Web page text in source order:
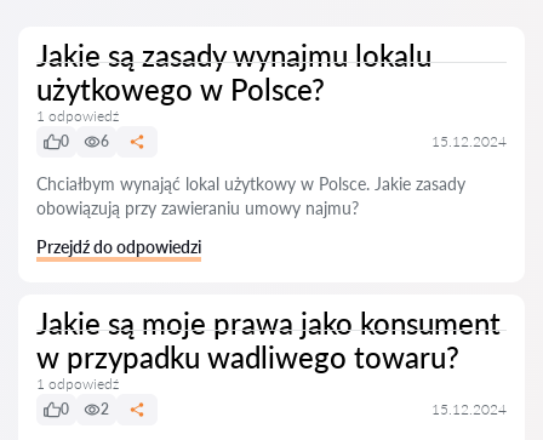
Jakie są zasady wynajmu lokalu
użytkowego w Polsce?
1 odpowiedź
0
6 15.12.2024
Chciałbym wynająć lokal użytkowy w Polsce. Jakie zasady
obowiązują przy zawieraniu umowy najmu?
Przejdź do odpowiedzi
Jakie są moje prawa jako konsument
w przypadku wadliwego towaru?
1 odpowiedź
0
2 15.12.2024